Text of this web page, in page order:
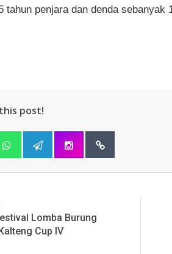
tahun penjara dan denda sebanyak
post!
Lomba Burung
Cup IV